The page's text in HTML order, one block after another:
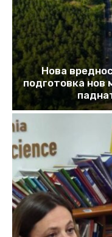
Нова
подготовка нов